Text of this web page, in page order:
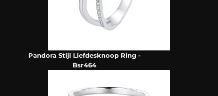
Pandora Stijl Liefdesknoop Ring -
Bsr464